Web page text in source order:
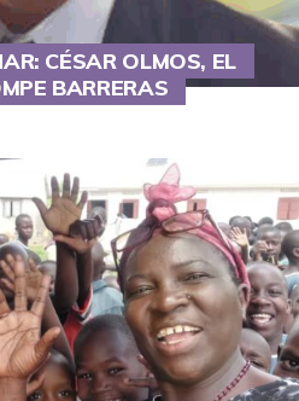
CÉSAR OLMOS, EL
BARRERAS